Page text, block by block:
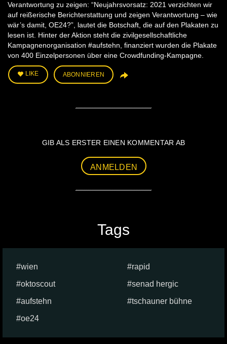
Verantwortung zu zeigen: “Neujahrsvorsatz: 2021 verzichten wir
auf reißerische Berichterstattung und zeigen Verantwortung – wie
wär’s damit, OE24?”, lautet die Botschaft, die auf den Plakaten zu
lesen ist. Hinter der Aktion steht die zivilgesellschaftliche
Kampagnenorganisation #aufstehn, finanziert wurden die Plakate
von 400 Einzelpersonen über eine Crowdfunding-Kampagne.
LIKE ABONNIEREN
GIB ALS ERSTER EINEN KOMMENTAR AB
ANMELDEN
Tags
wien
rapid
oktoscout
senad hergic
aufstehn
tschauner bühne
oe24